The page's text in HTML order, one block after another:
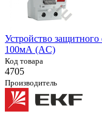
Устройство
100мА (AC)
Код товара
4705
Производитель